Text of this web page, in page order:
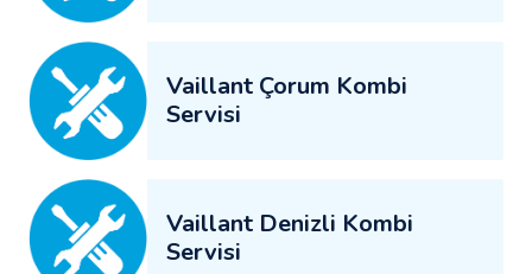
Vaillant Çorum Kombi
Servisi
Vaillant Denizli Kombi
Servisi